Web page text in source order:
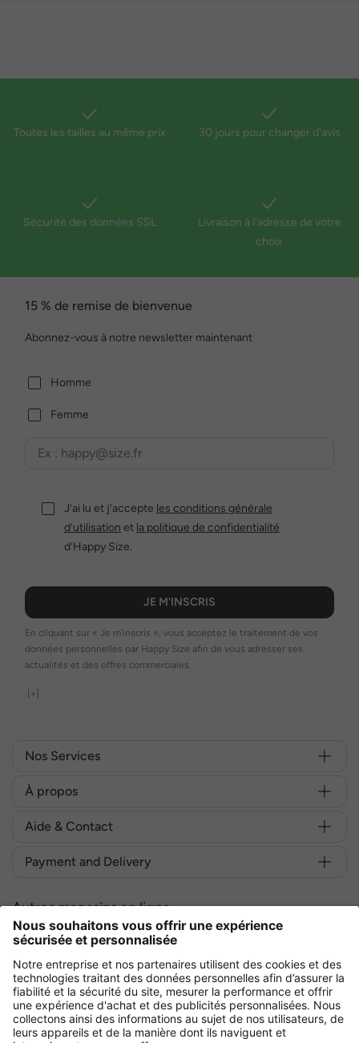
Toutes les tailles au même prix 30 jours pour changer d'avis
Sécurité des données SSL
Livraison à l'adresse de votre
choix
15 % de remise de bienvenue
Abonnez-vous à notre newsletter maintenant
Homme
Femme
J’ai lu et j’accepte les conditions générale
d’utilisation et la politique de confidentialité
d’Happy Size.
JE M'INSCRIS
En cliquant sur « Je m'inscris », vous acceptez le traitement de vos
données personnelles par Happy Size afin de vous adresser ses
actualités et des offres commerciales.
[+]
Nos Services
À propos
Aide & Contact
Payment and Delivery
Autres magasins en ligne
France
Achetez en toute sécurité avec :